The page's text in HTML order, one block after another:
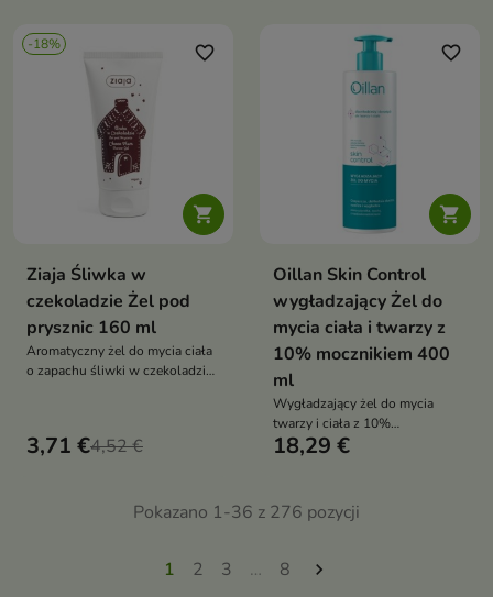
– idealny pomysł na prezent dla
-18%

favorite_border
Ziaja Śliwka w
czekoladzie Żel pod
prysznic 160 ml
Aromatyczny żel do mycia ciała
o zapachu śliwki w czekoladzie,
na chłodne dni i zimowe
3,71 €4,52 €

favorite_border
Oillan Skin Control
wygładzający Żel do
mycia ciała i twarzy z
10% mocznikiem 400
ml
Wygładzający żel do mycia
twarzy i ciała z 10%
mocznikiem, który nawilża,
pierwszego użycia
18,29 €
Pokazano 1-36 z 276 pozycji
1 2 3 … 8 